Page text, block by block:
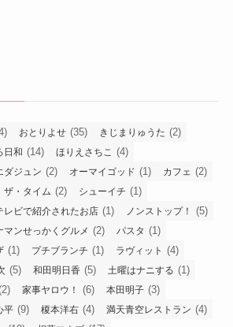
おとりよせ (35) きじまりゅうた (2)
日和 (14) ほりえさちこ (4)
ダジュン (2) オーマイゴッド (1) カフェ (2)
ザ・タイム (2) シューイチ (1)
レビで紹介されたお店 (1) ノンストップ！ (5)
マンせっかくグルメ (2) パスタ (1)
(1) プチブランチ (1) ラヴィット (4)
(5) 和田明日香 (5) 土曜はナニする (1)
家事ヤロウ！ (6) 本田明子 (3)
平 (9) 榎本洋右 (4) 満天青空レストラン (4)